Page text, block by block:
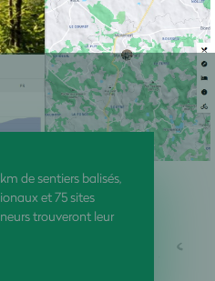
de sentiers balisés,
et 75 sites
trouveront leur